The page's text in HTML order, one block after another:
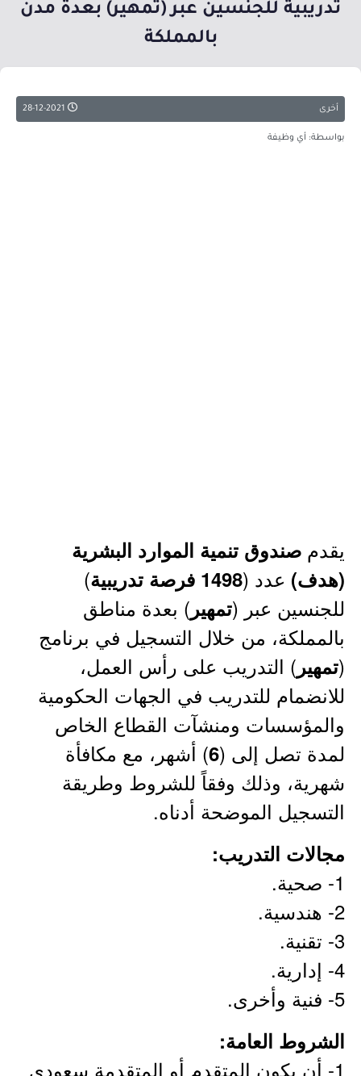
تدريبية للجنسين عبر (تمهير) بعدة مدن
بالمملكة
أخرى
بواسطة: أي وظيفة
يقدم صندوق تنمية الموارد البشرية
(هدف) عدد (1498 فرصة تدريبية
)
للجنسين عبر (تمهير ) بعدة مناطق
بالمملكة، من خلال التسجيل في برنامج
(تمهير ) التدريب على رأس العمل،
للانضمام للتدريب في الجهات الحكومية
والمؤسسات ومنشآت القطاع الخاص
لمدة تصل إلى (6) أشهر، مع مكافأة
شهرية، وذلك وفقاً للشروط وطريقة
التسجيل الموضحة أدناه.
مجالات التدريب:
1- صحية.
2- هندسية.
3- تقنية.
4- إدارية.
5- فنية وأخرى.
الشروط العامة:
1- أن يكون المتقدم أو المتقدمة سعودي